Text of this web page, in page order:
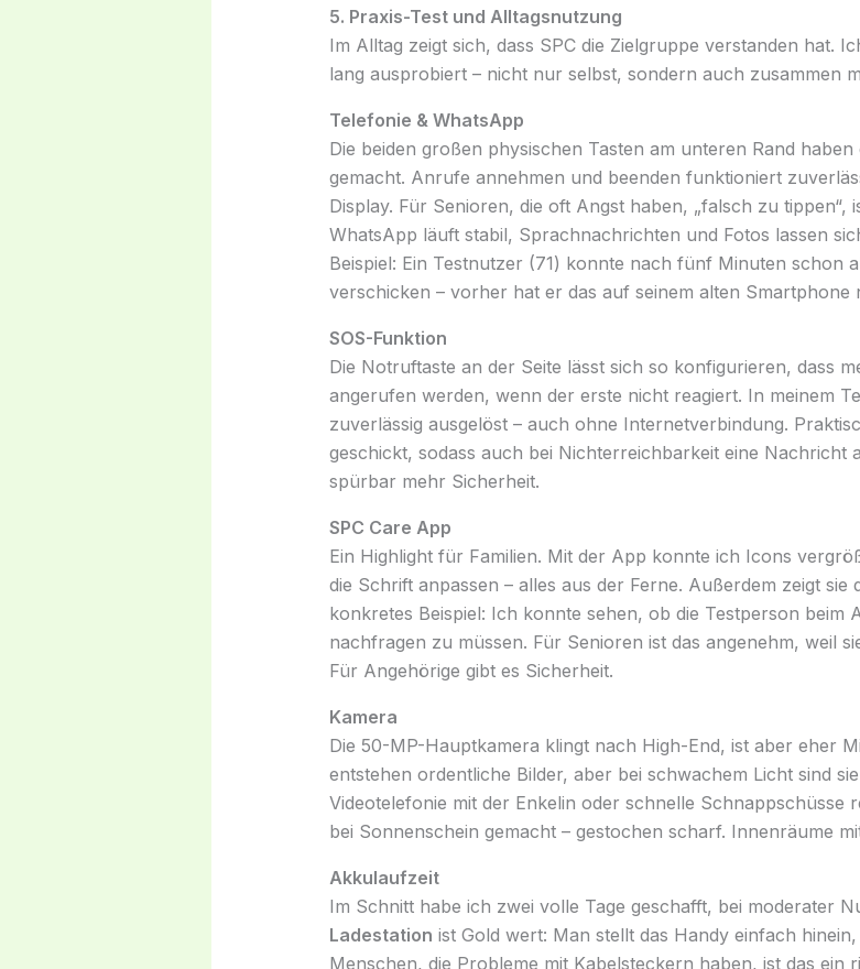
5. Praxis-Test und Alltagsnutzung
Im Alltag zeigt sich, dass SPC die Zielgruppe verstanden hat.
lang ausprobiert – nicht nur selbst, sondern auch zusammen
Telefonie & WhatsApp
Die beiden großen physischen Tasten am unteren Rand
gemacht. Anrufe annehmen und beenden funktioniert
Display. Für Senioren, die oft Angst haben, „falsch zu tippen“,
WhatsApp läuft stabil, Sprachnachrichten und Fotos lassen
Beispiel: Ein Testnutzer (71) konnte nach fünf Minuten schon
verschicken – vorher hat er das auf seinem alten Smartphone
SOS-Funktion
Die Notruftaste an der Seite lässt sich so konfigurieren, dass
angerufen werden, wenn der erste nicht reagiert. In meinem
zuverlässig ausgelöst – auch ohne Internetverbindung.
geschickt, sodass auch bei Nichterreichbarkeit eine Nachricht
spürbar mehr Sicherheit.
SPC Care App
Ein Highlight für Familien. Mit der App konnte ich Icons
die Schrift anpassen – alles aus der Ferne. Außerdem zeigt sie
konkretes Beispiel: Ich konnte sehen, ob die Testperson beim
nachfragen zu müssen. Für Senioren ist das angenehm, weil
Für Angehörige gibt es Sicherheit.
Kamera
Die 50-MP-Hauptkamera klingt nach High-End, ist aber eher
entstehen ordentliche Bilder, aber bei schwachem Licht sind
Videotelefonie mit der Enkelin oder schnelle Schnappschüsse
bei Sonnenschein gemacht – gestochen scharf. Innenräume
Akkulaufzeit
Im Schnitt habe ich zwei volle Tage geschafft, bei moderater
Ladestation ist Gold wert: Man stellt das Handy einfach
Menschen, die Probleme mit Kabelsteckern haben, ist das ein